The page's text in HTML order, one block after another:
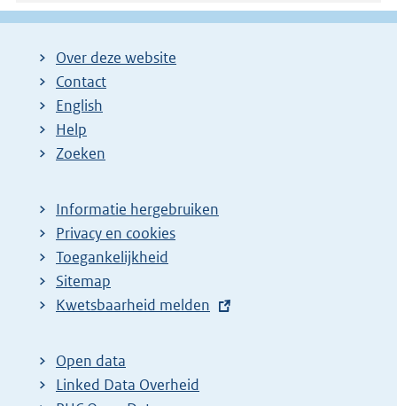
k
Over deze website
Contact
English
Help
Zoeken
Informatie hergebruiken
Privacy en cookies
Toegankelijkheid
Sitemap
E
t
e
r
Kwetsbaarheid melden
Open data
Linked Data Overheid